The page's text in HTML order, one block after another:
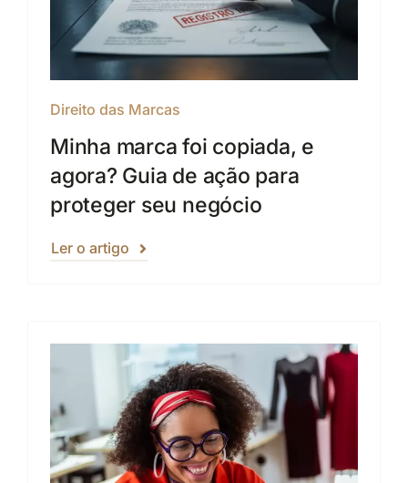
Direito das Marcas
Minha marca foi copiada, e
agora? Guia de ação para
proteger seu negócio
Ler o artigo